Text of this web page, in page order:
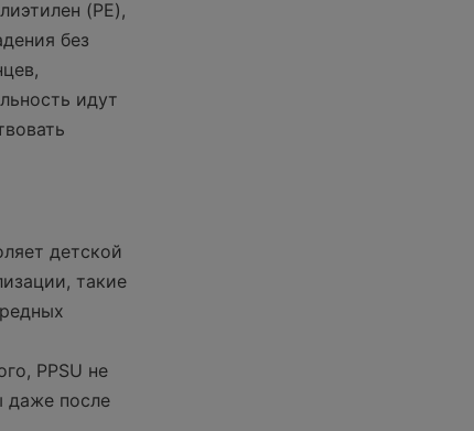
(PE),
без
идут
детской
такие
PPSU не
даже после